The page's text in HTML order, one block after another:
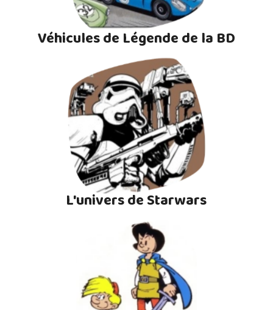
Véhicules de Légende de la BD
L'univers de Starwars